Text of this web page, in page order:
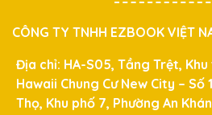
CÔNG TY TNHH EZBOOK VIỆT
Địa chỉ: HA-S05, Tầng Trệt,
Hawaii Chung Cư New City – Số
Thọ, Khu phố 7, Phường An